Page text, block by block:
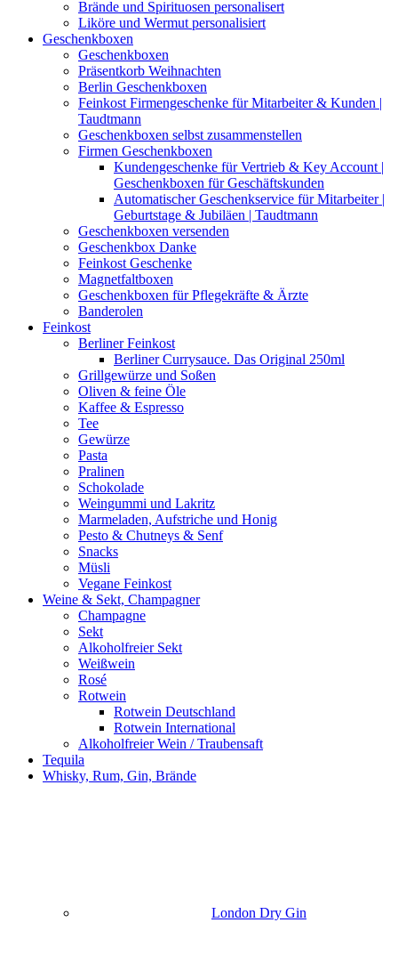
Brände und Spirituosen personalisert
Liköre und Wermut personalisiert
Geschenkboxen
Geschenkboxen
Präsentkorb Weihnachten
Berlin Geschenkboxen
Feinkost Firmengeschenke für Mitarbeiter & Kunden |
Taudtmann
Geschenkboxen selbst zusammenstellen
Firmen Geschenkboxen
Kundengeschenke für Vertrieb & Key Account |
Geschenkboxen für Geschäftskunden
Automatischer Geschenkservice für Mitarbeiter |
Geburtstage & Jubiläen | Taudtmann
Geschenkboxen versenden
Geschenkbox Danke
Feinkost Geschenke
Magnetfaltboxen
Geschenkboxen für Pflegekräfte & Ärzte
Banderolen
Feinkost
Berliner Feinkost
Berliner Currysauce. Das Original 250ml
Grillgewürze und Soßen
Oliven & feine Öle
Kaffee & Espresso
Tee
Gewürze
Pasta
Pralinen
Schokolade
Weingummi und Lakritz
Marmeladen, Aufstriche und Honig
Pesto & Chutneys & Senf
Snacks
Müsli
Vegane Feinkost
Weine & Sekt, Champagner
Champagne
Sekt
Alkoholfreier Sekt
Weißwein
Rosé
Rotwein
Rotwein Deutschland
Rotwein International
Alkoholfreier Wein / Traubensaft
Tequila
Whisky, Rum, Gin, Brände
London Dry Gin